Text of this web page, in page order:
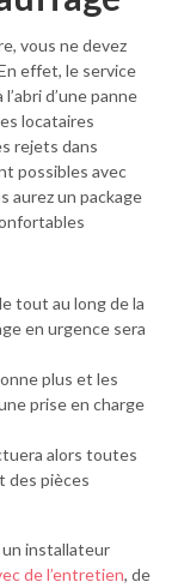
vous ne devez
effet, le service
d’une panne
locataires
rejets dans
possibles avec
aurez un package
tout au long de la
en urgence sera
plus et les
prise en charge
alors toutes
des pièces
un installateur
de l’entretien, de